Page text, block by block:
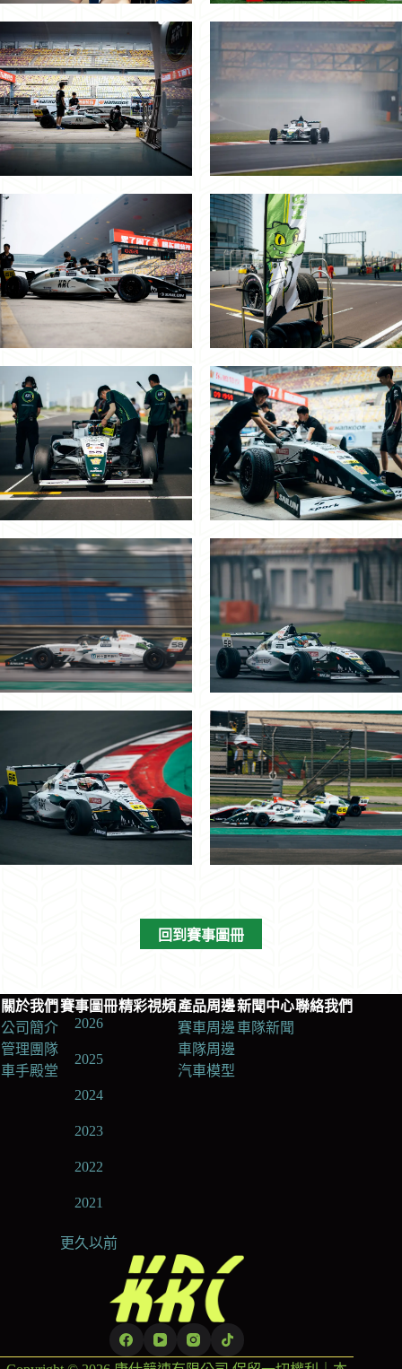
回到賽事圖冊
關於我們
公司簡介
管理團隊
車手殿堂
賽事圖冊
2026
2025
2024
2023
2022
2021
更久以前
精彩視頻產品周邊
賽車周邊
車隊周邊
汽車模型
新聞中心
車隊新聞
聯絡我們